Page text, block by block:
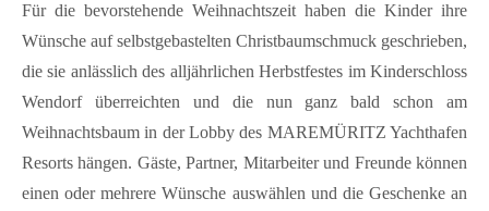
Für die bevorstehende Weihnachtszeit haben die Kinder ihre
Wünsche auf selbstgebastelten Christbaumschmuck geschrieben,
die sie anlässlich des alljährlichen Herbstfestes im Kinderschloss
Wendorf überreichten und die nun ganz bald schon am
Weihnachtsbaum in der Lobby des MAREMÜRITZ Yachthafen
Resorts hängen. Gäste, Partner, Mitarbeiter und Freunde können
einen oder mehrere Wünsche auswählen und die Geschenke an